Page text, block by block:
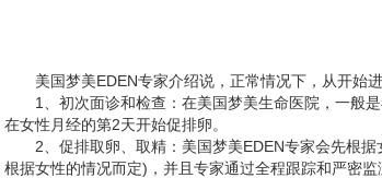
美国梦美EDEN专家介绍说，正常情况下，从开始
1、初次面诊和检查：在美国梦美生命医院，一般
在女性月经的第2天开始促排卵。
2、促排取卵、取精：美国梦美EDEN专家会先根
根据女性的情况而定)，并且专家通过全程跟踪和严密